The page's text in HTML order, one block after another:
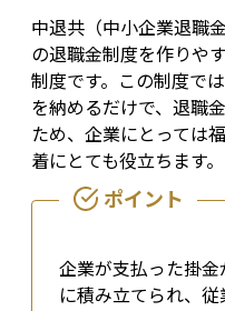
中退共（中小企業退職
の退職金制度を作りや
制度です。この制度で
を納めるだけで、退職
ため、企業にとっては
着にとても役立ちます。
企業が支払った掛金
に積み立てられ、